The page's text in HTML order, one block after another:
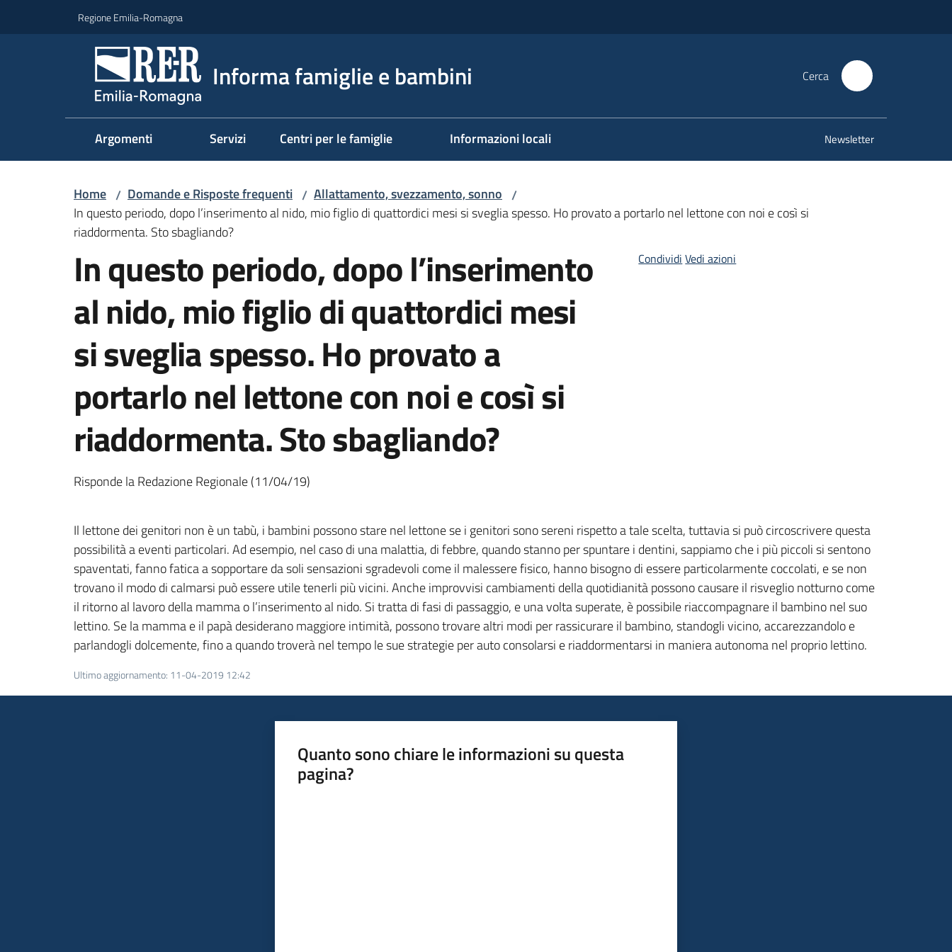
Regione Emilia-Romagna
Informa famiglie e bambini Cerca
Argomenti Servizi Centri per le famiglie Informazioni locali Newsletter
Home / Domande e Risposte frequenti / Allattamento, svezzamento, sonno /
In questo periodo, dopo l’inserimento al nido, mio figlio di quattordici mesi si sveglia spesso. Ho provato a portarlo nel lettone con noi e così si
riaddormenta. Sto sbagliando?
In questo periodo, dopo l’inserimento
al nido, mio figlio di quattordici mesi
si sveglia spesso. Ho provato a
portarlo nel lettone con noi e così si
riaddormenta. Sto sbagliando?
Risponde la Redazione Regionale (11/04/19)
Condividi Vedi azioni
Il lettone dei genitori non è un tabù, i bambini possono stare nel lettone se i genitori sono sereni rispetto a tale scelta, tuttavia si può circoscrivere questa
possibilità a eventi particolari. Ad esempio, nel caso di una malattia, di febbre, quando stanno per spuntare i dentini, sappiamo che i più piccoli si sentono
spaventati, fanno fatica a sopportare da soli sensazioni sgradevoli come il malessere fisico, hanno bisogno di essere particolarmente coccolati, e se non
trovano il modo di calmarsi può essere utile tenerli più vicini. Anche improvvisi cambiamenti della quotidianità possono causare il risveglio notturno come
il ritorno al lavoro della mamma o l’inserimento al nido. Si tratta di fasi di passaggio, e una volta superate, è possibile riaccompagnare il bambino nel suo
lettino. Se la mamma e il papà desiderano maggiore intimità, possono trovare altri modi per rassicurare il bambino, standogli vicino, accarezzandolo e
parlandogli dolcemente, fino a quando troverà nel tempo le sue strategie per auto consolarsi e riaddormentarsi in maniera autonoma nel proprio lettino.
Ultimo aggiornamento: 11-04-2019 12:42
Quanto sono chiare le informazioni su questa
pagina?